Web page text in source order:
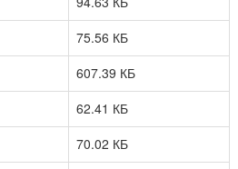
75.56 КБ
607.39 КБ
62.41 КБ
70.02 КБ